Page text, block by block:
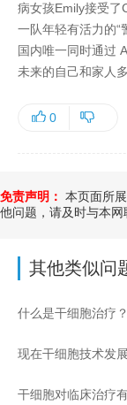
病女孩Emily接受了
一队年轻有活力的
国内唯一同时通过
未来的自己和家人
0
免责声明： 本页面所
他问题，请及时与本
其他类似问
什么是干细胞治疗
现在干细胞技术发
干细胞对临床治疗